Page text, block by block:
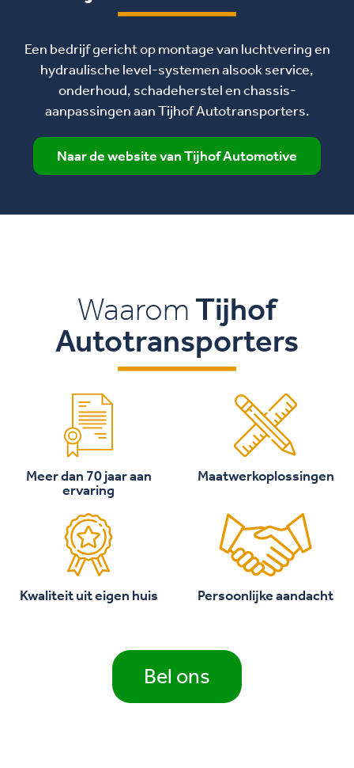
Een bedrijf gericht op montage van luchtvering en
hydraulische level-systemen alsook service,
onderhoud, schadeherstel en chassis-
aanpassingen aan Tijhof Autotransporters.
Naar de website van Tijhof Automotive
Waarom Tijhof
Autotransporters
Meer dan 70 jaar aan
ervaring
Maatwerkoplossingen
Kwaliteit uit eigen huis Persoonlijke aandacht
Bel ons